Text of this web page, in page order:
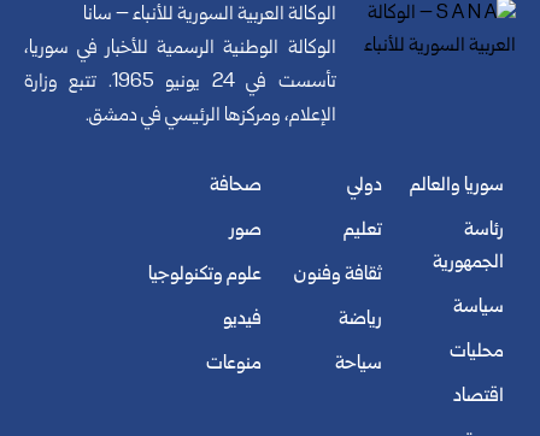
الوكالة العربية السورية للأنباء – سانا
الوكالة الوطنية الرسمية للأخبار في سوريا،
تأسست في 24 يونيو 1965. تتبع وزارة
الإعلام، ومركزها الرئيسي في دمشق.
سوريا والعالم
رئاسة
الجمهورية
سياسة
محليات
اقتصاد
دولي
تعليم
ثقافة وفنون
رياضة
سياحة
صحافة
صور
علوم وتكنولوجيا
فيديو
منوعات